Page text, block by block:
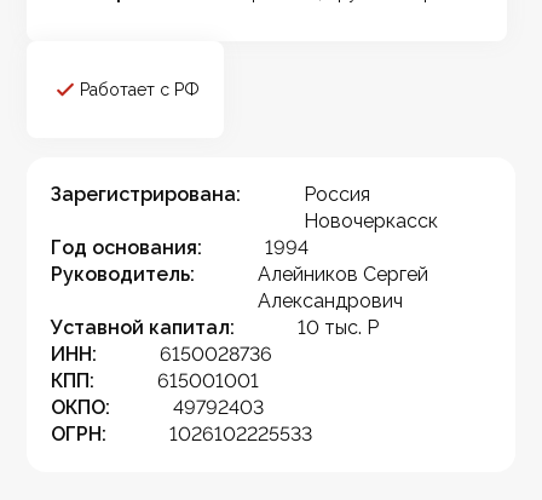
Работает с РФ
Зарегистрирована:
Россия
Новочеркасск
Год основания:
1994
Руководитель:
Алейников Сергей
Александрович
Уставной капитал:
10 тыс. Р
ИНН:
6150028736
КПП:
615001001
ОКПО:
49792403
ОГРН:
1026102225533